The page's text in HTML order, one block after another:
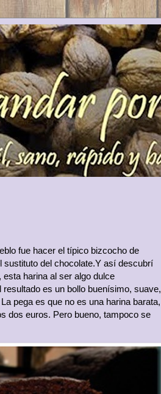
fue hacer el típico bizcocho de
sustituto del chocolate.Y así descubrí
harina al ser algo dulce
es un bollo buenísimo, suave,
pega es que no es una harina barata,
dos euros. Pero bueno, tampoco se